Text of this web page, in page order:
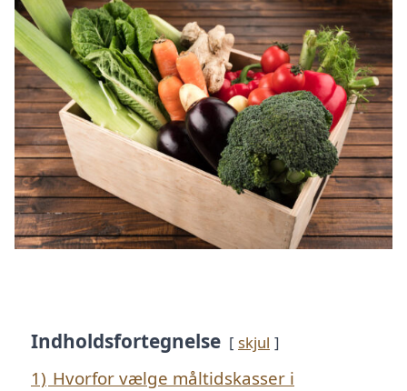
Indholdsfortegnelse skjul
1) Hvorfor vælge måltidskasser i